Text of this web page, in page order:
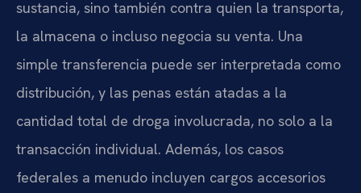
sustancia, sino también contra quien la transporta,
la almacena o incluso negocia su venta. Una
simple transferencia puede ser interpretada como
distribución, y las penas están atadas a la
cantidad total de droga involucrada, no solo a la
transacción individual. Además, los casos
federales a menudo incluyen cargos accesorios